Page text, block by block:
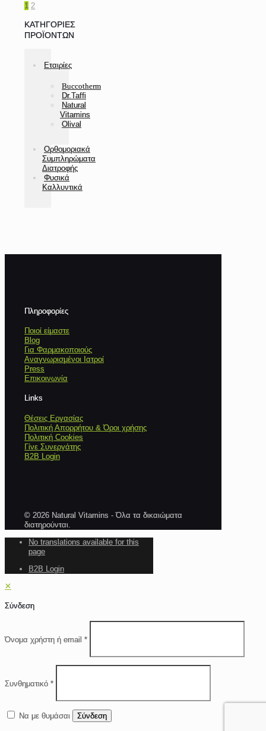
1 2
ΚΑΤΗΓΟΡΊΕΣ
ΠΡΟΪΌΝΤΩΝ
Εταιρίες
Buccotherm
Dr.Taffi
Natural
Vitamins
Olival
Ορθομοριακά
Συμπληρώματα
Διατροφής
Φυσικά
Καλλυντικά
Πληροφορίες
Ποιοί είμαστε
Blog
Για Φαρμακοποιούς
Αναγνωρισμένοι Ιατροί
Press
Επικοινωνία
Links
Θέσεις Εργασίας
Πολιτική Απορρήτου & Όροι χρήσης
Πολιτική Cookies
Γίνε Συνεργάτης
B2B Login
© 2026 Natural Vitamins - Όλα τα δικαιώματα
διατηρούνται.
No translations available for this
page
B2B Login
✕
Σύνδεση
Όνομα χρήστη ή email *
Συνθηματικό *
Να με θυμάσαι Σύνδεση